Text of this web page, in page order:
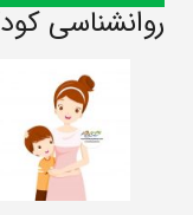
روانشناسی